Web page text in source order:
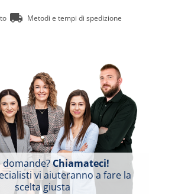
Metodi e tempi di spedizione
domande?Chiamateci!
vi aiuteranno a fare la
scelta giusta